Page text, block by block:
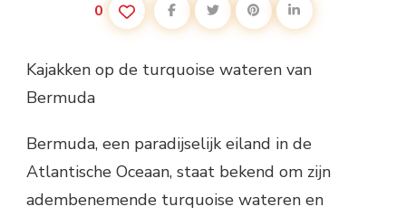
0
Kajakken op de turquoise wateren van
Bermuda
Bermuda, een paradijselijk eiland in de
Atlantische Oceaan, staat bekend om zijn
adembenemende turquoise wateren en